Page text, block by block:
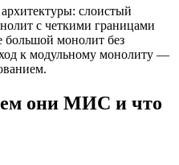
слоистый
с четкими границами
большой монолит без
к модульному монолиту —
они МИС и что